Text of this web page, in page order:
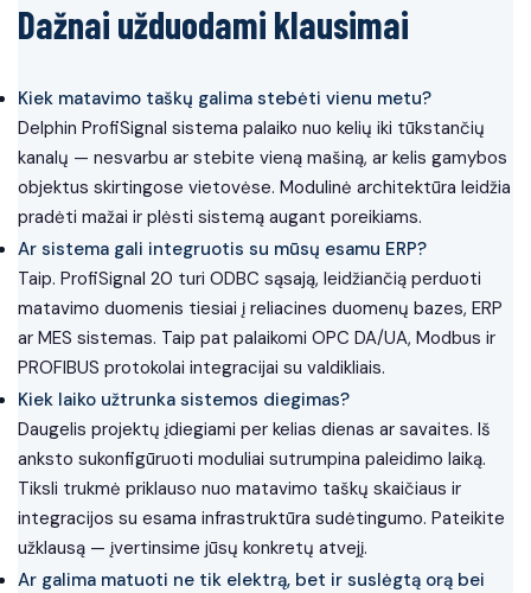
Dažnai užduodami klausimai
Kiek matavimo taškų galima stebėti vienu metu?
Delphin ProfiSignal sistema palaiko nuo kelių iki tūkstančių
kanalų — nesvarbu ar stebite vieną mašiną, ar kelis gamybos
objektus skirtingose vietovėse. Modulinė architektūra leidžia
pradėti mažai ir plėsti sistemą augant poreikiams.
Ar sistema gali integruotis su mūsų esamu ERP?
Taip. ProfiSignal 20 turi ODBC sąsają, leidžiančią perduoti
matavimo duomenis tiesiai į reliacines duomenų bazes, ERP
ar MES sistemas. Taip pat palaikomi OPC DA/UA, Modbus ir
PROFIBUS protokolai integracijai su valdikliais.
Kiek laiko užtrunka sistemos diegimas?
Daugelis projektų įdiegiami per kelias dienas ar savaites. Iš
anksto sukonfigūruoti moduliai sutrumpina paleidimo laiką.
Tiksli trukmė priklauso nuo matavimo taškų skaičiaus ir
integracijos su esama infrastruktūra sudėtingumo. Pateikite
užklausą — įvertinsime jūsų konkretų atvejį.
Ar galima matuoti ne tik elektrą, bet ir suslėgtą orą bei